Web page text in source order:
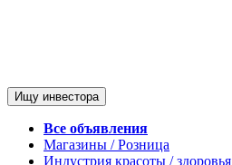
Ищу инвестора
Все объявления
Магазины / Розница
Индустрия красоты / здоровья